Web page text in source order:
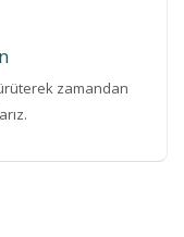
zamandan